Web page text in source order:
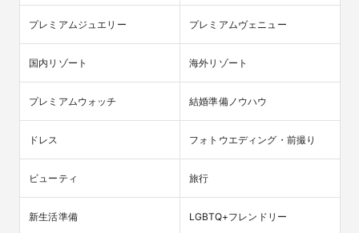
プレミアムジュエリー プレミアムヴェニュー
国内リゾート 海外リゾート
プレミアムウォッチ 結婚準備ノウハウ
ドレス フォトウエディング・前撮り
ビューティ 旅行
新生活準備 LGBTQ+フレンドリー